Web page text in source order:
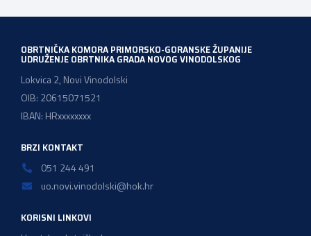
OBRTNIČKA KOMORA PRIMORSKO-GORANSKE ŽUPANIJE
UDRUŽENJE OBRTNIKA GRADA NOVOG VINODOLSKOG
Lokvica 2, Novi Vinodolski
OIB: 20615071521
IBAN: HRxxxxxxxx
BRZI KONTAKT
051 244 491
uo.novi.vinodolski@hok.hr
KORISNI LINKOVI